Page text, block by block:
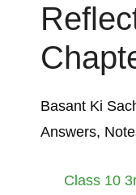
Basant Ki
Answers,
Class 10